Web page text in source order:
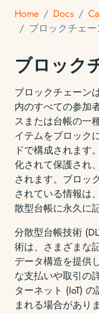
Home Docs
ブロックチェー
ブロック
ブロックチェーン
内のすべての参加
スまたは台帳の一
イテムをブロック
ドで構成されます
化されて保護され
されます。ブロッ
されている情報は
散型台帳に永久に
分散型台帳技術
術は、さまざまな
データ構造を提供
な支払いや取引の
ターネット (IoT)
まれる場合がありま